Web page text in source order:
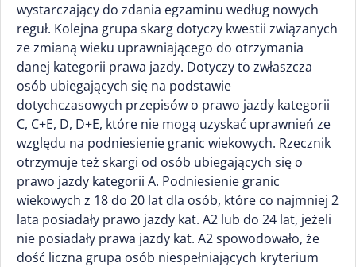
wystarczający do zdania egzaminu według nowych
reguł. Kolejna grupa skarg dotyczy kwestii związanych
ze zmianą wieku uprawniającego do otrzymania
danej kategorii prawa jazdy. Dotyczy to zwłaszcza
osób ubiegających się na podstawie
dotychczasowych przepisów o prawo jazdy kategorii
C, C+E, D, D+E, które nie mogą uzyskać uprawnień ze
względu na podniesienie granic wiekowych. Rzecznik
otrzymuje też skargi od osób ubiegających się o
prawo jazdy kategorii A. Podniesienie granic
wiekowych z 18 do 20 lat dla osób, które co najmniej 2
lata posiadały prawo jazdy kat. A2 lub do 24 lat, jeżeli
nie posiadały prawa jazdy kat. A2 spowodowało, że
dość liczna grupa osób niespełniających kryterium